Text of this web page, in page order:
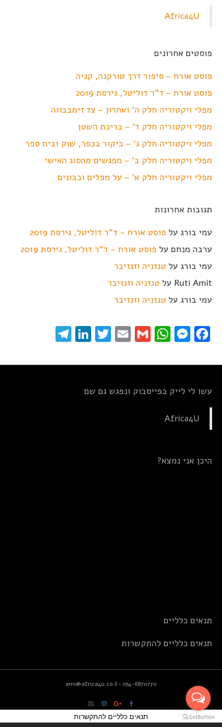
Africa4U
פוסטים אחרונים
פוסט אורח – סיפור דרך טורקנה, קניה
פוסט אורח – ד"ר דוליטל, גירסת 2019
מפלי ויקטוריה חלק ה' ואחרון – צד זימבבווה
מפלי ויקטוריה חלק ד' – בריכת השטן
מפלי ויקטוריה חלק ג' – ביקור בכפר, שוק ובית ספר
מפלי ויקטוריה חלק ב' – מפגשים מהסוג האישי
מפלי ויקטוריה חלק א' – על מפלים ובבונים
תגובות אחרונות
עמי בורג על פוסט אורח – ד"ר דוליטל, גירסת 2019
ערבה מנחם על פוסט אורח – ד"ר דוליטל, גירסת 2019
עמי בורג על טנזניה וזנזיבר
Ruti Amit על טנזניה וזנזיבר
עמי בורג על טנזניה וזנזיבר
Facebook
Messenger
WhatsApp
Gmail
Email
Twitter
LinkedIn
עשו לי לייק בפייסבוק ונפגש גם שם
Africa4U
היכן אני נמצא?
תנאים כלליים
תנאים כלליים להתקשרות
054-6870770
•
ami@africa4u.co.il
תנאים כלליים להתקשרות